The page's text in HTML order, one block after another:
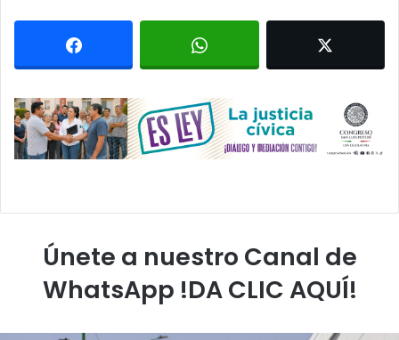
Únete a nuestro Canal de
WhatsApp !DA CLIC AQUÍ!